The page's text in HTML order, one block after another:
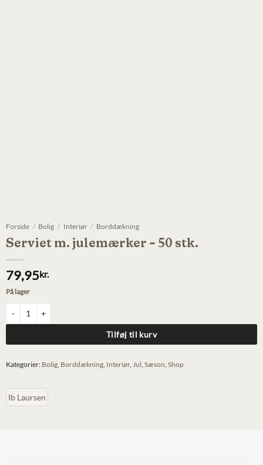
Forside / Bolig / Interiør / Borddækning
Serviet m. julemærker – 50 stk.
79,95kr.
På lager
Tilføj til kurv
Kategorier: Bolig Borddækning Interiør, Jul Sæson Shop
Ib Laursen